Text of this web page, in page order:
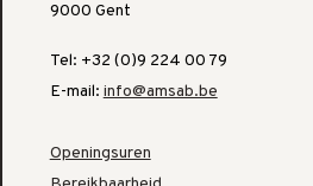
9000 Gent
Tel: +32 (0)9 224 00 79
E-mail: info@amsab.be
Openingsuren